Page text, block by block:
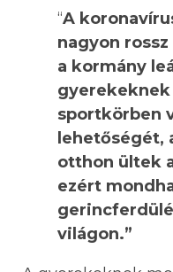
“A
nagyon
a kormány
gyerekeknek
sportkörben
lehetőségét,
otthon ültek
ezért
világon.”